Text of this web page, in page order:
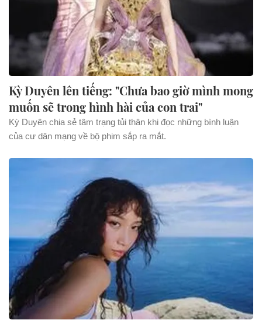
Kỳ Duyên lên tiếng: "Chưa bao giờ mình mong
muốn sẽ trong hình hài của con trai"
Kỳ Duyên chia sẻ tâm trạng tủi thân khi đọc những bình luận
của cư dân mạng về bộ phim sắp ra mắt.